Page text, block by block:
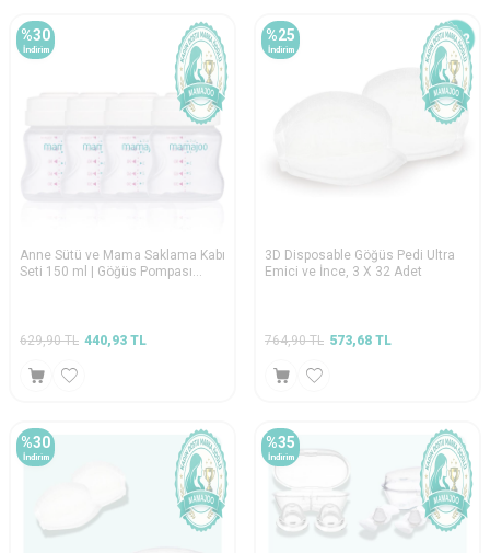
%30
İndirim
Anne Sütü ve Mama Saklama Kabı
Seti 150 ml | Göğüs Pompası
629,90TL 440,93 TL
%25
İndirim
3D Disposable Göğüs Pedi Ultra
Emici ve İnce, 3 X 32 Adet
764,90TL 573,68 TL
%30
İndirim
%35
İndirim